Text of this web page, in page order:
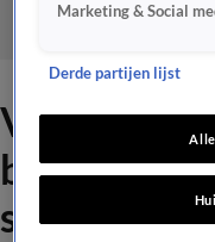
VI-trio niet
bruiloft
stank voor
Marketing & Social
Derde partijen lijst